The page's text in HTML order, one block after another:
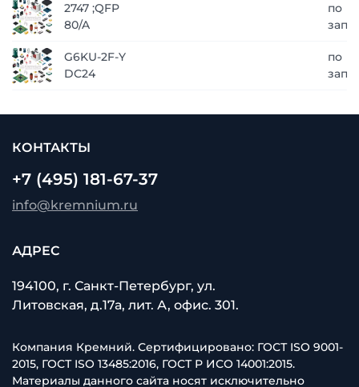
2747 ;QFP
80/A
по
G6KU-2F-Y
DC24
по
КОНТАКТЫ
+7 (495) 181-67-37
info@kremnium.ru
АДРЕС
194100, г. Санкт-Петербург, ул.
Литовская, д.17а, лит. А, офис. 301.
Компания Кремний. Сертифицировано: ГОСТ ISO 9001-
2015, ГОСТ ISO 13485:2016, ГОСТ Р ИСО 14001:2015.
Материалы данного сайта носят исключительно